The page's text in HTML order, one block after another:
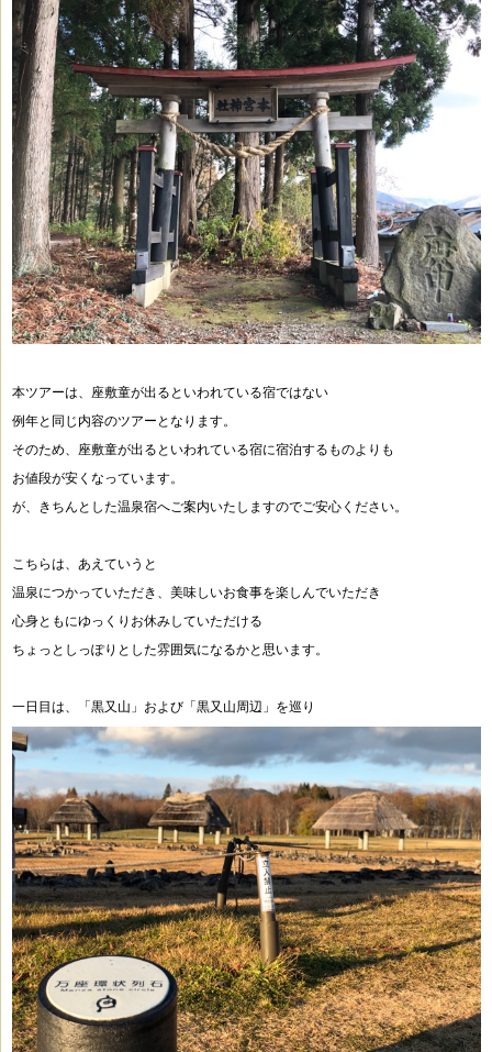
本ツアーは、座敷童が出るといわれている宿ではない
例年と同じ内容のツアーとなります。
そのため、座敷童が出るといわれている宿に宿泊するものよりも
お値段が安くなっています。
が、きちんとした温泉宿へご案内いたしますのでご安心ください。
こちらは、あえていうと
温泉につかっていただき、美味しいお食事を楽しんでいただき
心身ともにゆっくりお休みしていただける
ちょっとしっぽりとした雰囲気になるかと思います。
一日目は、「黒又山」および「黒又山周辺」を巡り